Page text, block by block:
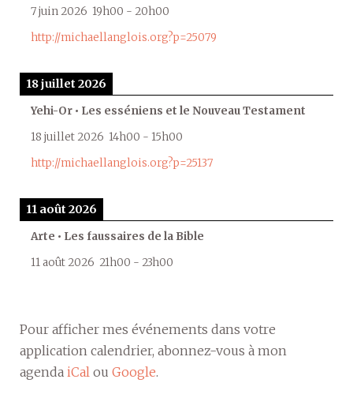
7 juin 2026 19h00 - 20h00
http://michaellanglois.org?p=25079
18 juillet 2026
Yehi-Or • Les esséniens et le Nouveau Testament
18 juillet 2026 14h00 - 15h00
http://michaellanglois.org?p=25137
11 août 2026
Arte • Les faussaires de la Bible
11 août 2026 21h00 - 23h00
Pour afficher mes événements dans votre
application calendrier, abonnez-vous à mon
agenda iCal ou Google.